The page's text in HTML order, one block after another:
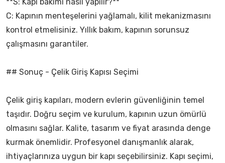
C: Kapının menteşelerini yağlamalı, kilit mekanizmasını
kontrol etmelisiniz. Yıllık bakım, kapının sorunsuz
çalışmasını garantiler.
## Sonuç - Çelik Giriş Kapısı Seçimi
Çelik giriş kapıları, modern evlerin güvenliğinin temel
taşıdır. Doğru seçim ve kurulum, kapının uzun ömürlü
olmasını sağlar. Kalite, tasarım ve fiyat arasında denge
kurmak önemlidir. Profesyonel danışmanlık alarak,
ihtiyaçlarınıza uygun bir kapı seçebilirsiniz. Kapı seçimi,